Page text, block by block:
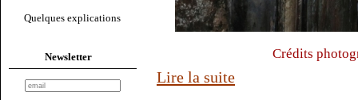
Quelques explications
Newsletter Crédits
Lire la suite